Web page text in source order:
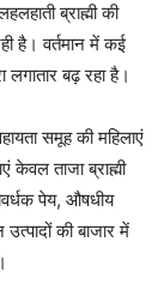
ब्राह्मी की
है। वर्तमान में कई
बढ़ रहा है।
समूह की महिलाएं
ताजा ब्राह्मी
पेय, औषधीय
की बाजार में